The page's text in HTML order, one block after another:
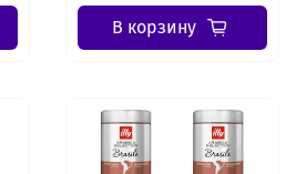
В корзину